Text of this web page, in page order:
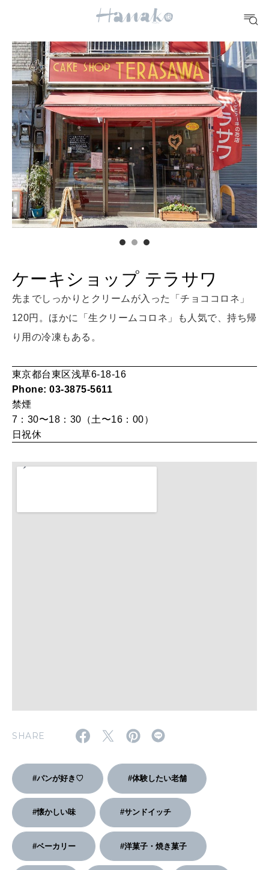
10 CATEGORIES
FOOD
おいしい
TRAVEL
どこ行く？
FORTUNE
明日のわたし
[12星座別] Weekly Holoscope
[12星座別] Monthly Love Holoscope
女神まり愛のタロットメッセージ
算命学がわかる今月のあなた
HEALTH
自分にやさしく
LEARN
知る、考える
SUSTAINABLE
わたしができること
2026年4月号「未来をつくる、学びの教科書。」
2026年3月号「スイーツ予想図 2026」
2026年2月号「良運を掴む 新・開運術。」
2026年1月号「猫がいれば、幸せ」
FOLLOW US!
ケーキショップ テラサワ
先までしっかりとクリームが入った「チョココロネ」
120円。ほかに「生クリームコロネ」も人気で、持ち帰
り用の冷凍もある。
東京都台東区浅草6-18-16
Phone: 03-3875-5611
禁煙
7：30〜18：30（土〜16：00）
日祝休
SHARE
#パンが好き♡ #体験したい老舗
#懐かしい味 #サンドイッチ
#ベーカリー #洋菓子・焼き菓子